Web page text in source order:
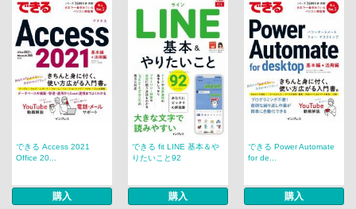
できる Access 2021
Office 20...
購入
できる fit LINE 基本＆や
りたいこと92
購入
できる Power Automate
for de...
購入